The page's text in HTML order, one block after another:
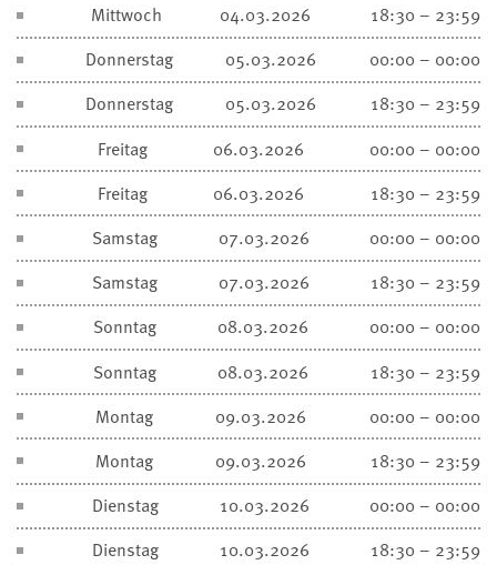
Mittwoch
04.03.2026
18:30 – 23:59
Donnerstag
05.03.2026
00:00 – 00:00
Donnerstag
05.03.2026
18:30 – 23:59
Freitag
06.03.2026
00:00 – 00:00
Freitag
06.03.2026
18:30 – 23:59
Samstag
07.03.2026
00:00 – 00:00
Samstag
07.03.2026
18:30 – 23:59
Sonntag
08.03.2026
00:00 – 00:00
Sonntag
08.03.2026
18:30 – 23:59
Montag
09.03.2026
00:00 – 00:00
Montag
09.03.2026
18:30 – 23:59
Dienstag
10.03.2026
00:00 – 00:00
Dienstag
10.03.2026
18:30 – 23:59